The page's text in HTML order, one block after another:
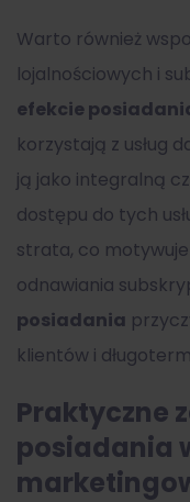
Warto również
lojalnościowych i
efekcie
korzystają z usług
ją jako integralną
dostępu do tych
strata, co
odnawiania
posiadania
klientów i
Praktyczne
posiadania